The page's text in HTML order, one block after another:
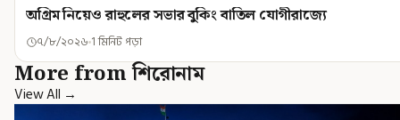
অগ্রিম নিয়েও রাহুলের সভার বুকিং বাতিল যোগীরাজ্যে
৭/৮/২০২৬ 1 মিনিট পড়া
More from শিরোনাম
View All →